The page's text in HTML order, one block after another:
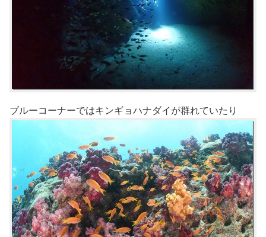
ブルーコーナーではキンギョハナダイが群れていたり